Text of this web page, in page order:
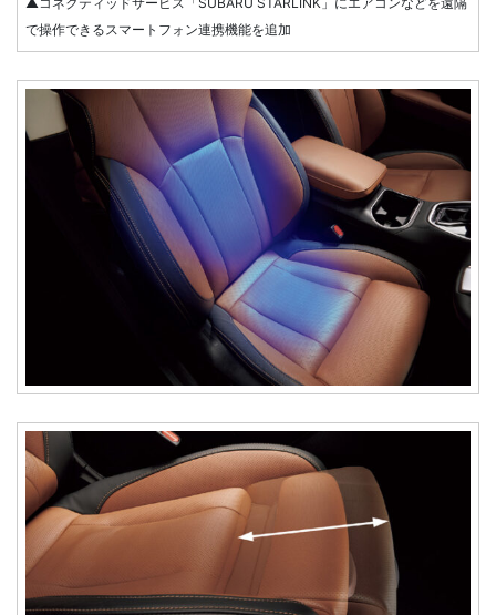
で操作できるスマートフォン連携機能を追加